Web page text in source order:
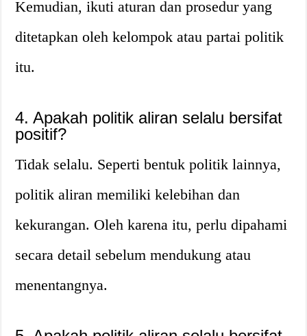
Kemudian, ikuti aturan dan prosedur yang
ditetapkan oleh kelompok atau partai politik
itu.
4. Apakah politik aliran selalu bersifat
positif?
Tidak selalu. Seperti bentuk politik lainnya,
politik aliran memiliki kelebihan dan
kekurangan. Oleh karena itu, perlu dipahami
secara detail sebelum mendukung atau
menentangnya.